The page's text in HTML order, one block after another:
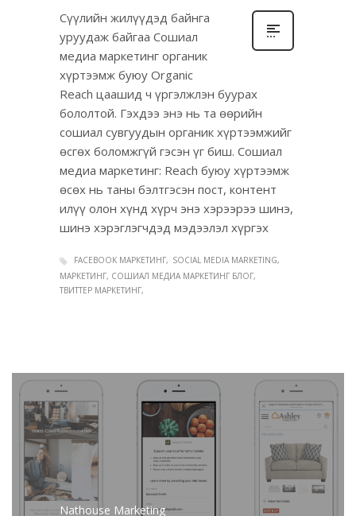
Сүүлийн жилүүдэд байнга
уруудаж байгаа Сошиал
медиа маркетинг органик
хүртээмж буюу Organic
Reach цаашид ч үргэлжлэн буурах
бололтой. Гэхдээ энэ нь та өөрийн
сошиал сувгуудын органик хүртээмжийг
өсгөх боломжгүй гэсэн үг биш. Сошиал
медиа маркетинг: Reach буюу хүртээмж
өсөх нь таны бэлтгэсэн пост, контент
илүү олон хүнд хүрч энэ хэрээрээ шинэ,
шинэ хэрэглэгчдэд мэдээлэл хүргэх
FACEBOOK МАРКЕТИНГ
SOCIAL MEDIA MARKETING
МАРКЕТИНГ, СОШИАЛ МЕДИА МАРКЕТИНГ БЛОГ
ТВИТТЕР МАРКЕТИНГ
Nathouse Marketing